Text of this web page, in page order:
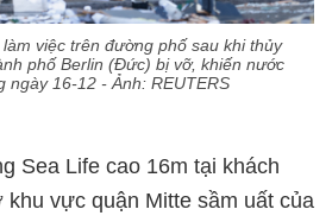
việc trên đường phố sau khi thủy
phố Berlin (Đức) bị vỡ, khiến nước
ngày 16-12 - Ảnh: REUTERS
Sea Life cao 16m tại khách
khu vực quận Mitte sầm uất của